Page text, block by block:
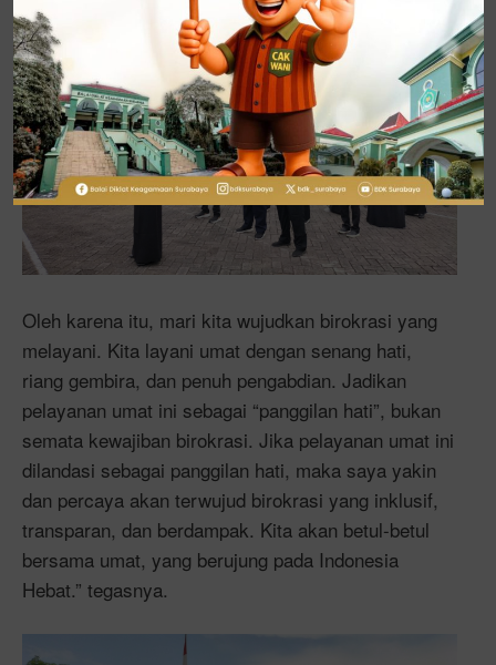
Oleh karena itu, mari kita wujudkan birokrasi yang
melayani. Kita layani umat dengan senang hati,
riang gembira, dan penuh pengabdian. Jadikan
pelayanan umat ini sebagai “panggilan hati”, bukan
semata kewajiban birokrasi. Jika pelayanan umat ini
dilandasi sebagai panggilan hati, maka saya yakin
dan percaya akan terwujud birokrasi yang inklusif,
transparan, dan berdampak. Kita akan betul-betul
bersama umat, yang berujung pada Indonesia
Hebat.” tegasnya.